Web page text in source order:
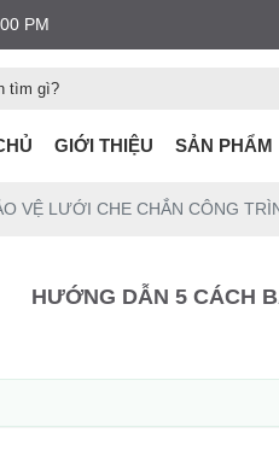
PM
GIỚI THIỆU SẢN PHẨM
VỆ LƯỚI CHE CHẮN CÔNG
HƯỚNG DẪN 5 CÁCH